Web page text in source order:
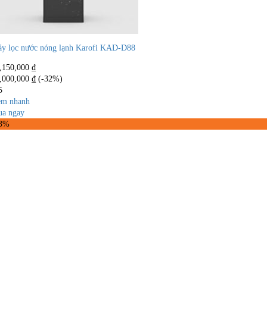
lọc nước nóng lạnh Karofi KAD-D88
₫
₫ (-32%)
nhanh
ngay